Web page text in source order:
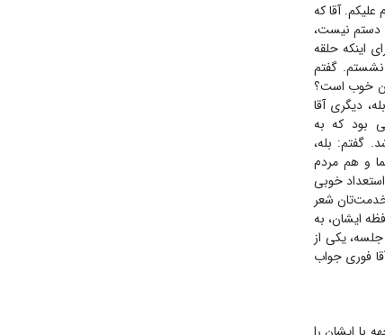
آقا که
دستم نیست،
اینکه حلقه
نشستم. گفتم
خوب است؟
دیگری آقا
بود که به
گفتم: بله،
و هم مردم
خوبی
خدمت‌تان شعر
ایشان، به
یکی از
فوری جواب